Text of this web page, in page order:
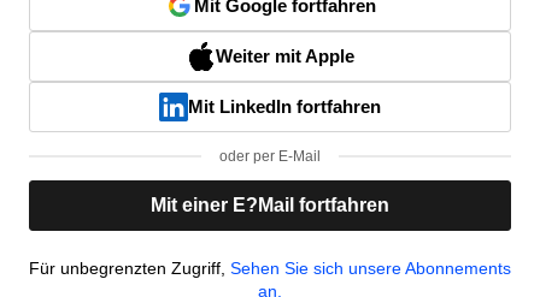
Mit Google fortfahren
Weiter mit Apple
Mit LinkedIn fortfahren
oder per E-Mail
Mit einer E?Mail fortfahren
Für unbegrenzten Zugriff, Sehen Sie sich unsere Abonnements
an.